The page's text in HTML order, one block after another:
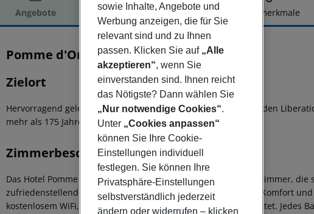
Angebote Hotelbeschreibung Hotelmerkmale
Hotelbeschreibung
Pomme d'Or
Zielort
Hervorragend gelegen im Zentrum von St. Helier, mit Blick auf den
mehr als 175 Jahren ein Zentrum für Business und Freizeit.
Zimmerbeschreibung
Das Hotel Pomme d'Or verfügt über 143 geräumige, moderne Zimmer,
zufriedenstellenden Aufenthalt für Gäste bieten, die Wert auf Komfort
kostenlosem WiFi, HD-Sat-TV und einem Schreibtisch ausgestattet. Jedes
sowie Inhalte, Angebote und
Werbung anzeigen, die für Sie
relevant sind und zu Ihnen
passen. Klicken Sie auf „Alle
akzeptieren“, wenn Sie
einverstanden sind. Ihnen reicht
das Nötigste? Dann wählen Sie
„Nur notwendige Cookies“.
Unter „Cookies anpassen“
können Sie Ihre Cookie-
Einstellungen individuell
festlegen. Sie können Ihre
Privatsphäre-Einstellungen
selbstverständlich jederzeit
ändern oder widerrufen – klicken